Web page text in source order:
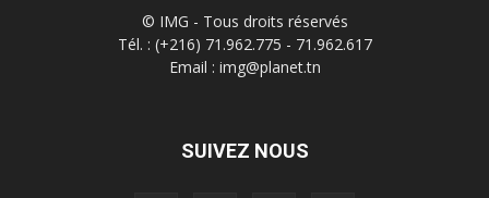
© IMG - Tous droits réservés
Tél. : (+216) 71.962.775 - 71.962.617
Email : img@planet.tn
SUIVEZ NOUS